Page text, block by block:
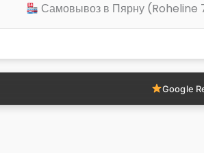
Самовывоз в Пярну (Roheline
Google